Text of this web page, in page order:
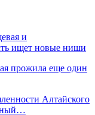
и
ищет новые ниши
прожила еще один
Алтайского